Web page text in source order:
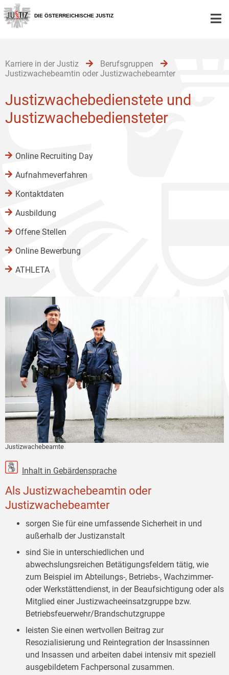
Zur
Hauptnavigation
[1]
Zum
Inhalt
[2]
Zum
Untermenü
[3]
DIE ÖSTERREICHISCHE JUSTIZ
Karriere in der Justiz
Berufsgruppen
Justizwachebeamtin oder Justizwachebeamter
Justizwachebedienstete und
Justizwachebediensteter
Online Recruiting Day
Aufnahmeverfahren
Kontaktdaten
Ausbildung
Offene Stellen
Online Bewerbung
ATHLETA
Justizwachebeamte
Inhalt in Gebärdensprache
Als Justizwachebeamtin oder
Justizwachebeamter
sorgen Sie für eine umfassende Sicherheit in und
außerhalb der Justizanstalt
sind Sie in unterschiedlichen und
abwechslungsreichen Betätigungsfeldern tätig, wie
zum Beispiel im Abteilungs-, Betriebs-, Wachzimmer-
oder Werkstättendienst, in der Beaufsichtigung oder als
Mitglied einer Justizwacheeinsatzgruppe bzw.
Betriebsfeuerwehr/Brandschutzgruppe
leisten Sie einen wertvollen Beitrag zur
Resozialisierung und Reintegration der Insassinnen
und Insassen und arbeiten dabei intensiv mit speziell
ausgebildetem Fachpersonal zusammen.